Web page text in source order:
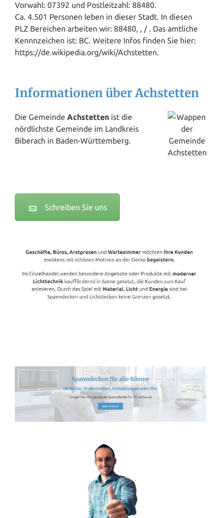
Vorwahl: 07392 und Postleitzahl: 88480.
Ca. 4.501 Personen leben in dieser Stadt. In diesen
PLZ Bereichen arbeiten wir: 88480, , / . Das amtliche
Kennnzeichen ist: BC. Weitere Infos finden Sie hier:
https://de.wikipedia.org/wiki/Achstetten.
Informationen über Achstetten
Die Gemeinde Achstetten ist die
nördlichste Gemeinde im Landkreis
Biberach in Baden-Württemberg.
Schreiben Sie uns